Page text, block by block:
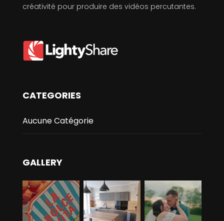
créativité pour produire des vidéos percutantes.
CATEGORIES
Aucune Catégorie
GALLERY